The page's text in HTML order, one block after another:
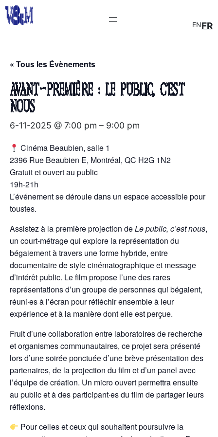
ENFR
« Tous les Évènements
Avant-première : Le public, c’est
nous
6-11-2025 @ 7:00 pm – 9:00 pm
Cinéma Beaubien, salle 1
2396 Rue Beaubien E, Montréal, QC H2G 1N2
Gratuit et ouvert au public
19h-21h
L’événement se déroule dans un espace accessible pour
toustes.
Assistez à la première projection deLe public, c’est nous,
un court-métrage qui explore la représentation du
bégaiement à travers une forme hybride, entre
documentaire de style cinématographique et message
d’intérêt public. Le film propose l’une des rares
représentations d’un groupe de personnes qui bégaient,
réuni·es à l’écran pour réfléchir ensemble à leur
expérience et à la manière dont elle est perçue.
Fruit d’une collaboration entre laboratoires de recherche
et organismes communautaires, ce projet sera présenté
lors d’une soirée ponctuée d’une brève présentation des
partenaires, de la projection du film et d’un panel avec
l’équipe de création. Un micro ouvert permettra ensuite
au public et à des participant·es du film de partager leurs
réflexions.
Pour celles et ceux qui souhaitent poursuivre la